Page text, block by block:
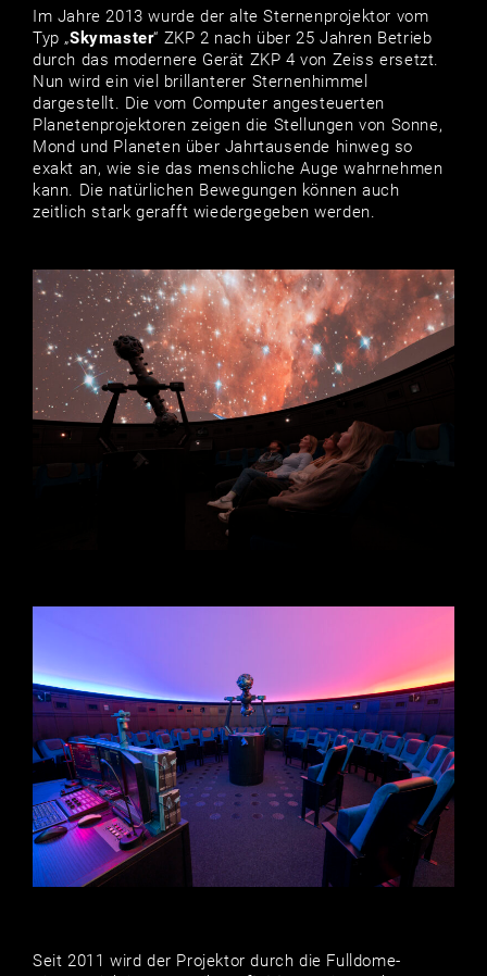
Im Jahre 2013 wurde der alte Sternenprojektor vom
Typ „Skymaster“ ZKP 2 nach über 25 Jahren Betrieb
durch das modernere Gerät ZKP 4 von Zeiss ersetzt.
Nun wird ein viel brillanterer Sternenhimmel
dargestellt. Die vom Computer angesteuerten
Planetenprojektoren zeigen die Stellungen von Sonne,
Mond und Planeten über Jahrtausende hinweg so
exakt an, wie sie das menschliche Auge wahrnehmen
kann. Die natürlichen Bewegungen können auch
zeitlich stark gerafft wiedergegeben werden.
Seit 2011 wird der Projektor durch die Fulldome-